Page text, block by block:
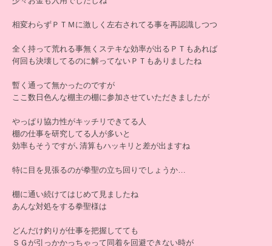
相変わらずＰＴＭに激しく左右されてる事を再認識しつつ
全く持って荒れる事無くステキな効率が出るＰＴもあれば
何回も決壊してるのに解ってないＰＴもありましたね
暫く通って無かったのですが
ここ数日色んな棚主の棚に参加させていただきましたが
やっぱり協力性がキッチリできてる人
棚の仕事を研究してる人が多いと
効率もそうですが､清算もハッキリと差が出ますね
特に目を見張るのが拳聖の立ち回りでしょうか…
棚に通い続けてはじめて見ましたね
あんな対処をする拳聖様は
どんだけ釣りが仕事を把握してても
ＳＧが引っかかっちゃって同着を回避できない時が